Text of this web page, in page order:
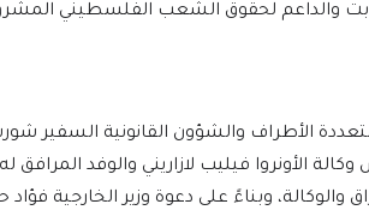
والداعم لحقوق الشعب الفلسطيني
الأطراف والشؤون القانونية السفير
كانون الثاني 2026، رئيس وكالة الأونروا فيليب لازاريني
والوكالة، وبناءً على دعوة وزير الخارجية